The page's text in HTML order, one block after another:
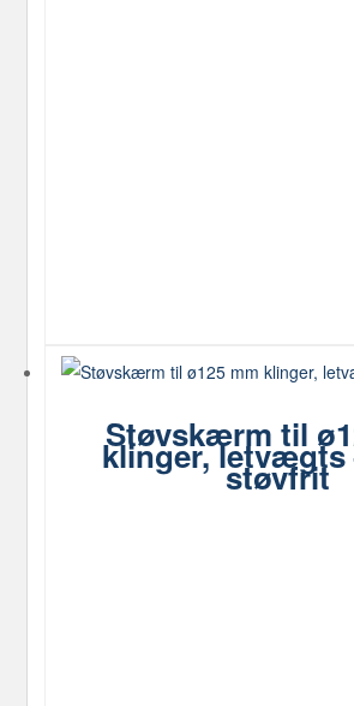
Støvskærm til
klinger,støvfrit